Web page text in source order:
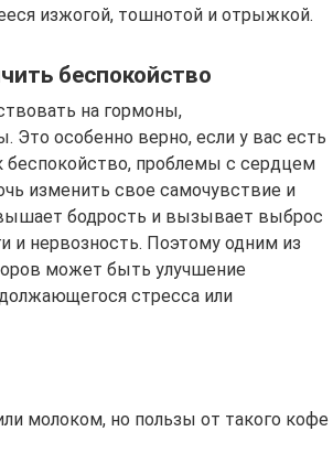
изжогой, тошнотой и отрыжкой.
беспокойство
на гормоны,
особенно верно, если у вас есть
проблемы с сердцем
изменить свое самочувствие и
бодрость и вызывает выброс
и нервозность. Поэтому одним из
может быть улучшение
стресса или
молоком, но пользы от такого кофе